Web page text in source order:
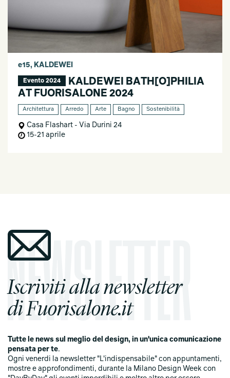
e15, KALDEWEI
Evento 2024
KALDEWEI BATH[O]PHILIA
AT FUORISALONE 2024
Architettura Arredo Arte Bagno Sostenibilità
Casa Flashart - Via Durini 24
15-21 aprile
Iscriviti alla newsletter
di Fuorisalone.it
Tutte le news sul meglio del design, in un'unica comunicazione
pensata per te.
Ogni venerdi la newsletter "L'indispensabile" con appuntamenti,
mostre e approfondimenti, durante la Milano Design Week con